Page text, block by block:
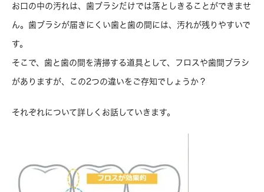
お口の中の汚れは、歯ブラシだけでは落としきることができませ
ん。歯ブラシが届きにくい歯と歯の間には、汚れが残りやすいで
す。
そこで、歯と歯の間を清掃する道具として、フロスや歯間ブラシ
がありますが、この2つの違いをご存知でしょうか？
それぞれについて詳しくお話していきます。